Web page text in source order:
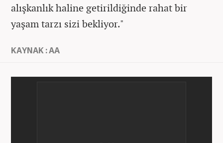
alışkanlık haline getirildiğinde rahat bir
yaşam tarzı sizi bekliyor."
KAYNAK : AA